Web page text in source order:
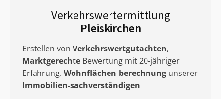
Verkehrswertermittlung
Pleiskirchen
Erstellen von Verkehrswertgutachten,
Marktgerechte Bewertung mit 20-jähriger
Erfahrung. Wohnflächen-berechnung unserer
Immobilien-sachverständigen